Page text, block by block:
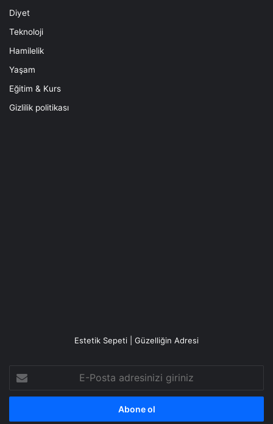
Diyet
Teknoloji
Hamilelik
Yaşam
Eğitim & Kurs
Gizlilik politikası
Estetik Sepeti | Güzelliğin Adresi
Posta
adresinizi